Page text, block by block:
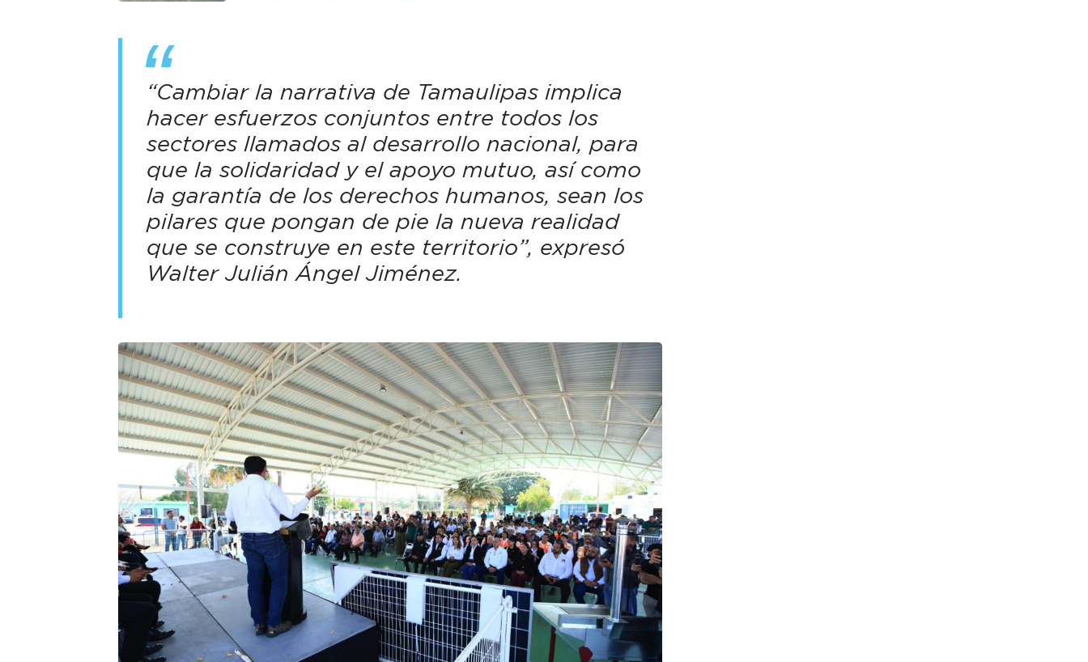
“Cambiar la narrativa de Tamaulipas implica
hacer esfuerzos conjuntos entre todos los
sectores llamados al desarrollo nacional, para
que la solidaridad y el apoyo mutuo, así como
la garantía de los derechos humanos, sean los
pilares que pongan de pie la nueva realidad
que se construye en este territorio”, expresó
Walter Julián Ángel Jiménez.